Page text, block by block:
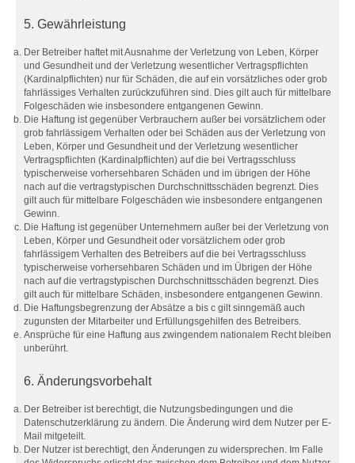
5. Gewährleistung
Der Betreiber haftet mit Ausnahme der Verletzung von Leben, Körper
und Gesundheit und der Verletzung wesentlicher Vertragspflichten
(Kardinalpflichten) nur für Schäden, die auf ein vorsätzliches oder grob
fahrlässiges Verhalten zurückzuführen sind. Dies gilt auch für mittelbare
Folgeschäden wie insbesondere entgangenen Gewinn.
Die Haftung ist gegenüber Verbrauchern außer bei vorsätzlichem oder
grob fahrlässigem Verhalten oder bei Schäden aus der Verletzung von
Leben, Körper und Gesundheit und der Verletzung wesentlicher
Vertragspflichten (Kardinalpflichten) auf die bei Vertragsschluss
typischerweise vorhersehbaren Schäden und im übrigen der Höhe
nach auf die vertragstypischen Durchschnittsschäden begrenzt. Dies
gilt auch für mittelbare Folgeschäden wie insbesondere entgangenen
Gewinn.
Die Haftung ist gegenüber Unternehmern außer bei der Verletzung von
Leben, Körper und Gesundheit oder vorsätzlichem oder grob
fahrlässigem Verhalten des Betreibers auf die bei Vertragsschluss
typischerweise vorhersehbaren Schäden und im Übrigen der Höhe
nach auf die vertragstypischen Durchschnittsschäden begrenzt. Dies
gilt auch für mittelbare Schäden, insbesondere entgangenen Gewinn.
Die Haftungsbegrenzung der Absätze a bis c gilt sinngemäß auch
zugunsten der Mitarbeiter und Erfüllungsgehilfen des Betreibers.
Ansprüche für eine Haftung aus zwingendem nationalem Recht bleiben
unberührt.
6. Änderungsvorbehalt
Der Betreiber ist berechtigt, die Nutzungsbedingungen und die
Datenschutzerklärung zu ändern. Die Änderung wird dem Nutzer per E-
Mail mitgeteilt.
Der Nutzer ist berechtigt, den Änderungen zu widersprechen. Im Falle